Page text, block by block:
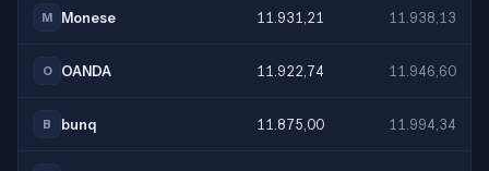
M Monese 11.931,21 11.938,13
O OANDA 11.922,74 11.946,60
B bunq 11.875,00 11.994,34